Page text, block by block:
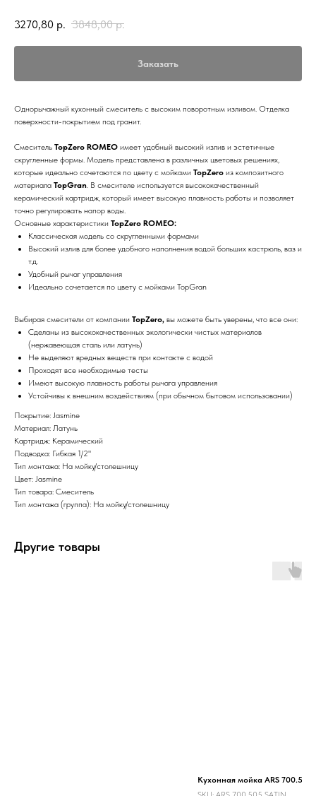
3270,80 р. 3848,00 р.
Заказать
Однорычажный кухонный смеситель с высоким поворотным изливом. Отделка
поверхности-покрытием под гранит.
Смеситель TopZero ROMEO имеет удобный высокий излив и эстетичные
скругленные формы. Модель представлена в различных цветовых решениях,
которые идеально сочетаются по цвету с мойками TopZero из композитного
материала TopGran. В смесителе используется высококачественный
керамический картридж, который имеет высокую плавность работы и позволяет
точно регулировать напор воды.
Основные характеристики TopZero ROMEO:
Классическая модель со скругленными формами
Высокий излив для более удобного наполнения водой больших кастрюль, ваз и
т.д.
Удобный рычаг управления
Идеально сочетается по цвету с мойками TopGran
Выбирая смесители от компании TopZero, вы можете быть уверены, что все они:
Сделаны из высококачественных экологически чистых материалов
(нержавеющая сталь или латунь)
Не выделяют вредных веществ при контакте с водой
Проходят все необходимые тесты
Имеют высокую плавность работы рычага управления
Устойчивы к внешним воздействиям (при обычном бытовом использовании)
Покрытие: Jasmine
Материал: Латунь
Картридж: Керамический
Подводка: Гибкая 1/2"
Тип монтажа: На мойку/столешницу
Цвет: Jasmine
Тип товара: Смеситель
Тип монтажа (группа): На мойку/столешницу
Другие товары
Кухонная мойка ARS 700.505